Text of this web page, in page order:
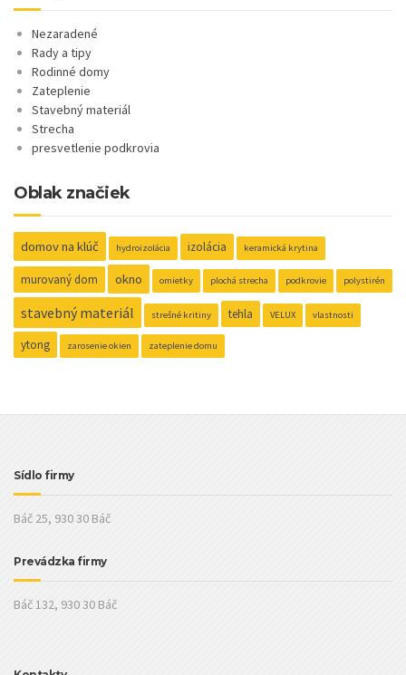
Nezaradené
Rady a tipy
Rodinné domy
Zateplenie
Stavebný materiál
Strecha
presvetlenie podkrovia
Oblak značiek
domov na klúč hydroizolácia izolácia keramická krytina
murovaný dom okno omietky plochá strecha podkrovie polystirén
stavebný materiál strešné kritiny tehla VELUX vlastnosti
ytong zarosenie okien zateplenie domu
Sídlo firmy
Báč 25, 930 30 Báč
Prevádzka firmy
Báč 132, 930 30 Báč